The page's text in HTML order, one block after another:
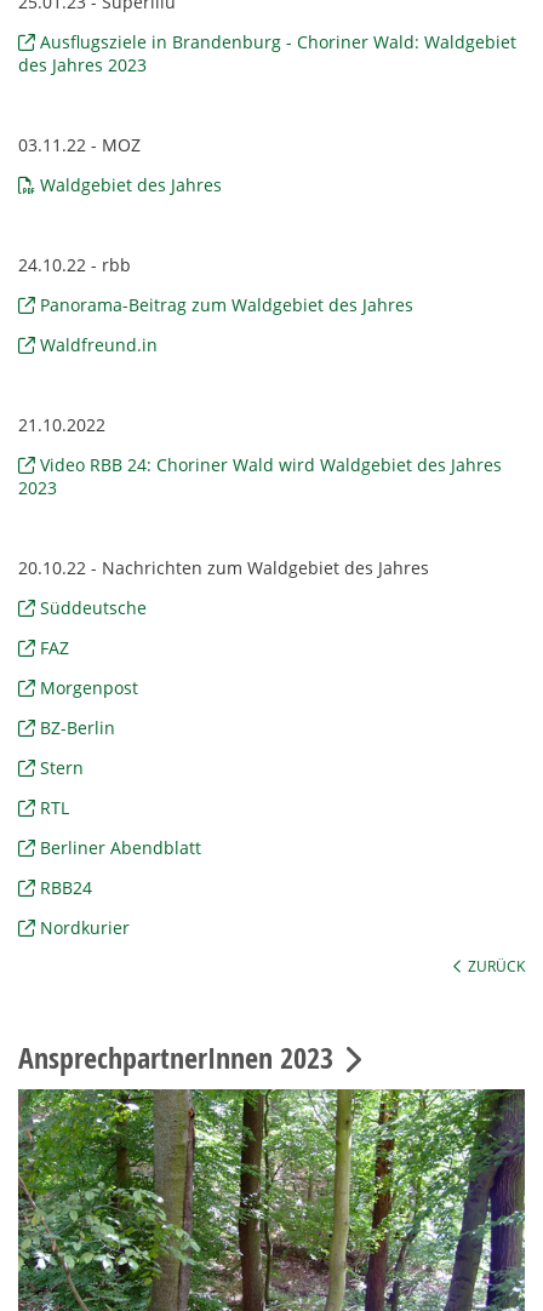
Ausflugsziele in Brandenburg - Choriner Wald: Waldgebiet
des Jahres 2023
03.11.22 - MOZ
Waldgebiet des Jahres
24.10.22 - rbb
Panorama-Beitrag zum Waldgebiet des Jahres
Waldfreund.in
21.10.2022
Video RBB 24: Choriner Wald wird Waldgebiet des Jahres
2023
20.10.22 - Nachrichten zum Waldgebiet des Jahres
Süddeutsche
FAZ
Morgenpost
BZ-Berlin
Stern
RTL
Berliner Abendblatt
RBB24
Nordkurier
ZURÜCK
AnsprechpartnerInnen 2023